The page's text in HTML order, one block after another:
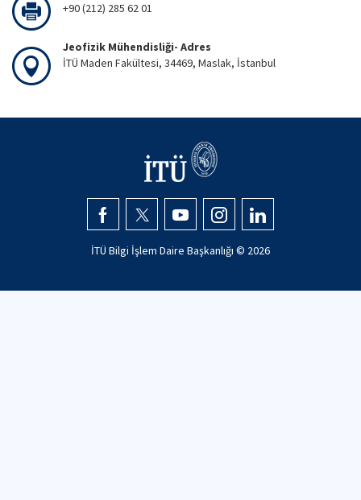
+90 (212) 285 62 01
Jeofizik Mühendisliği- Adres
İTÜ Maden Fakültesi, 34469, Maslak, İstanbul
İTÜ Bilgi İşlem Daire Başkanlığı © 2026